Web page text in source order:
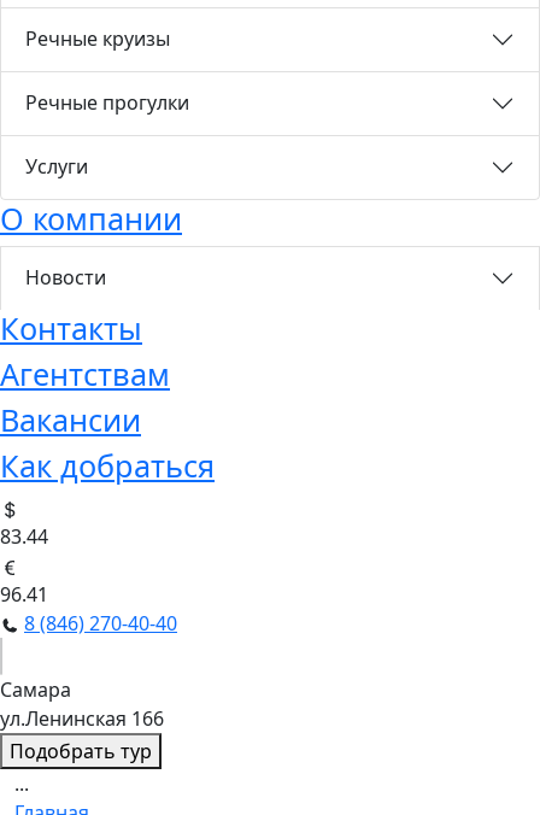
Речные круизы
Речные прогулки
Услуги
О компании
Новости
Контакты
Агентствам
Вакансии
Как добраться
83.44
96.41
8 (846) 270-40-40
Самара
ул.Ленинская 166
Подобрать тур
...